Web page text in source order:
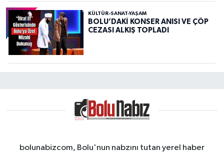
KÜLTÜR-SANAT-YAŞAM
BOLU’DAKİ KONSER ANISI VE ÇÖP
CEZASI ALKIŞ TOPLADI
bolunabizcom, Bolu'nun nabzını tutan yerel haber